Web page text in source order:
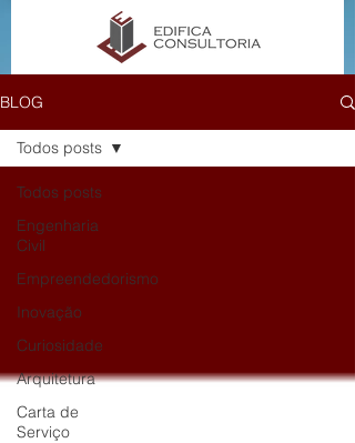
BLOG
Todos posts
Engenharia
Civil
Empreendedorismo
Inovação
Curiosidade
Arquitetura
Carta de
Serviço
Todos posts